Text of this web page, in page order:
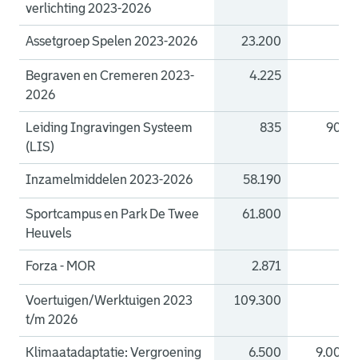
verlichting 2023-2026
Assetgroep Spelen 2023-2026 23.200
Begraven en Cremeren 2023-
2026
4.225
Leiding Ingravingen Systeem
(LIS)
835 900
Inzamelmiddelen 2023-2026 58.190
Sportcampus en Park De Twee
Heuvels
61.800
Forza - MOR 2.871
Voertuigen/Werktuigen 2023
t/m 2026
109.300
Klimaatadaptatie: Vergroening 6.500 9.000